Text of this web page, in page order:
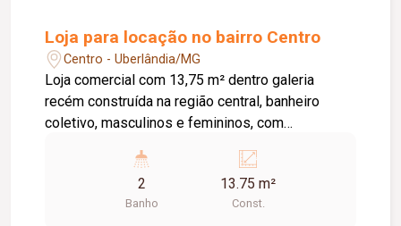
Loja para locação no bairro Centro
Centro - Uberlândia/MG
Loja comercial com 13,75 m² dentro galeria
recém construída na região central, banheiro
coletivo, masculinos e femininos, com
lojas grandes e espaçosas, corredores largos,
praça de alimentação, WI-FI, zelador e sistema
de monitoramento.
2
Banho
13.75 m²
Const.